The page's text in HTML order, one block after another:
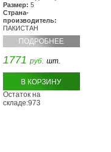
Размер: 5
Страна-
производитель:
ПАКИСТАН
ПОДРОБНЕЕ
1771 руб. шт.
В КОРЗИНУ
Остаток на
складе:973